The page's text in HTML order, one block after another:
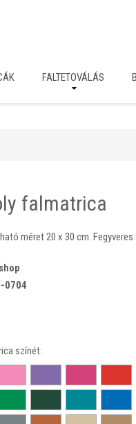
FALTETOVÁLÁS
falmatrica
méret 20 x 30 cm.
0704
színét: